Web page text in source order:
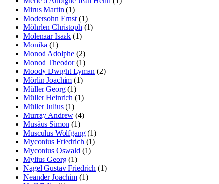
Mirus Martin (1)
Modersohn Ernst(1)
Möhrlen Christoph (1)
Molenaar Isaak (1)
Monika (1)
Monod Adolphe (2)
Monod Theodor(1)
Moody Dwight Lyman (2)
Mörlin Joachim (1)
Müller Georg (1)
Müller Heinrich (1)
Müller Julius (1)
Murray Andrew (4)
Musäus Simon (1)
Musculus Wolfgang (1)
Myconius Friedrich (1)
Myconius Oswald (1)
Mylius Georg (1)
Nagel Gustav Friedrich (1)
Neander Joachim (1)